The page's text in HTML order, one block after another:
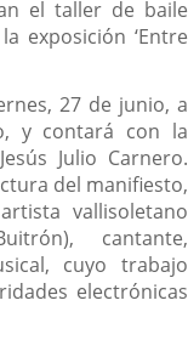
el taller de baile
exposición ‘Entre
27 de junio, a
y contará con la
Julio Carnero.
del manifiesto,
vallisoletano
cantante,
cuyo trabajo
electrónicas